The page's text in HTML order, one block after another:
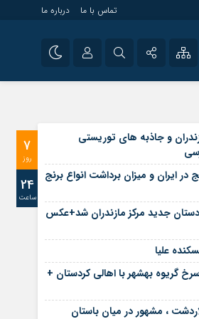
تماس با ما درباره ما
7
روز
24
ساعت
و جاذبه های توریستی
در ایران و میزان برداشت انواع برنج
جدید مرکز مازندران شد+عکس
علیا
ساله سرخ ‌گریوه بهشهر با اهالی کردستان +
، مشهور در میان باستان